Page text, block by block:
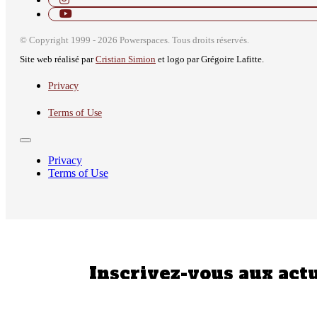
© Copyright 1999 - 2026 Powerspaces. Tous droits réservés.
Site web réalisé parCristian Simion et logo par Grégoire Lafitte.
Privacy
Terms of Use
Privacy
Terms of Use
Inscrivez-vous aux